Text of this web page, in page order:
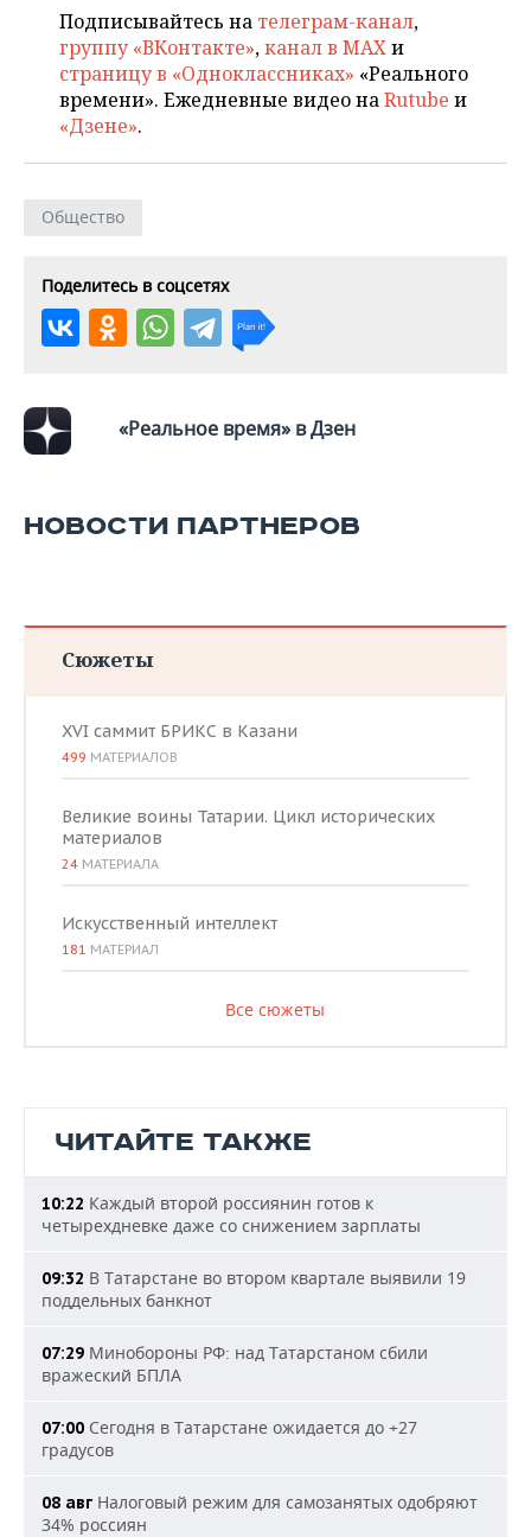
Подписывайтесь на телеграм-канал,
группу «ВКонтакте»,канал в MAXи
страницу в «Одноклассниках» «Реального
времени». Ежедневные видео наRutube и
«Дзене».
Общество
Поделитесь в соцсетях
«Реальное время» в Дзен
НОВОСТИ ПАРТНЕРОВ
Сюжеты
XVI саммит БРИКС в Казани
499 МАТЕРИАЛОВ
Великие воины Татарии. Цикл исторических
материалов
24 МАТЕРИАЛА
Искусственный интеллект
181 МАТЕРИАЛ
Все сюжеты
ЧИТАЙТЕ ТАКЖЕ
10:22 Каждый второй россиянин готов к
четырехдневке даже со снижением зарплаты
09:32 В Татарстане во втором квартале выявили 19
поддельных банкнот
07:29 Минобороны РФ: над Татарстаном сбили
вражеский БПЛА
07:00 Сегодня в Татарстане ожидается до +27
градусов
08 авг Налоговый режим для самозанятых одобряют
34% россиян